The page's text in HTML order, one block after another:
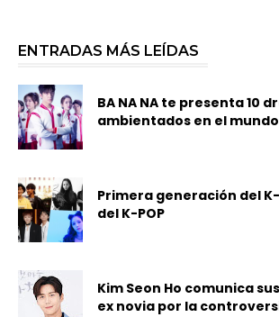
ENTRADAS MÁS LEÍDAS
BA NA NA te presenta 10
ambientados en el
Primera generación del
del K-POP
Kim Seon Ho comunica
ex novia por la